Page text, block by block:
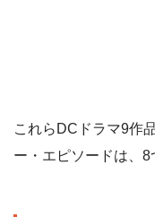
これらDCドラマ9作
ー・エピソードは、8